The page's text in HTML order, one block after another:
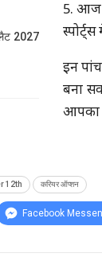
2027
5. आज
इन
बना
आपका
12th करियर ऑप्शन
Facebook